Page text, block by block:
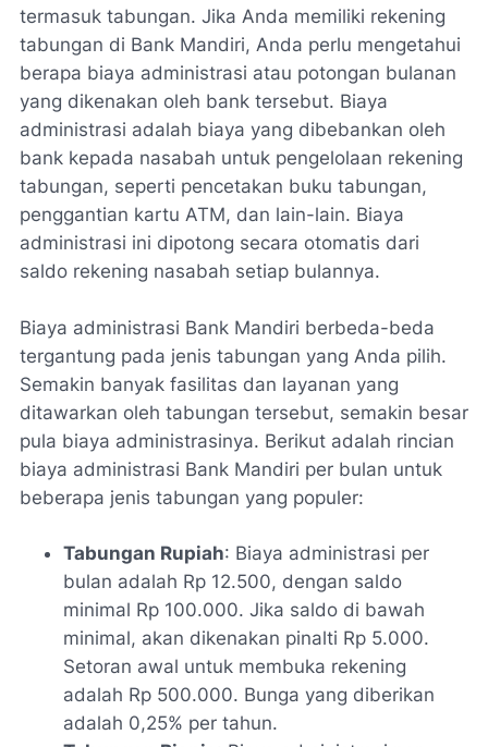
termasuk tabungan. Jika Anda memiliki rekening
tabungan di Bank Mandiri, Anda perlu mengetahui
berapa biaya administrasi atau potongan bulanan
yang dikenakan oleh bank tersebut. Biaya
administrasi adalah biaya yang dibebankan oleh
bank kepada nasabah untuk pengelolaan rekening
tabungan, seperti pencetakan buku tabungan,
penggantian kartu ATM, dan lain-lain. Biaya
administrasi ini dipotong secara otomatis dari
saldo rekening nasabah setiap bulannya.
Biaya administrasi Bank Mandiri berbeda-beda
tergantung pada jenis tabungan yang Anda pilih.
Semakin banyak fasilitas dan layanan yang
ditawarkan oleh tabungan tersebut, semakin besar
pula biaya administrasinya. Berikut adalah rincian
biaya administrasi Bank Mandiri per bulan untuk
beberapa jenis tabungan yang populer:
Tabungan Rupiah: Biaya administrasi per
bulan adalah Rp 12.500, dengan saldo
minimal Rp 100.000. Jika saldo di bawah
minimal, akan dikenakan pinalti Rp 5.000.
Setoran awal untuk membuka rekening
adalah Rp 500.000. Bunga yang diberikan
adalah 0,25% per tahun.